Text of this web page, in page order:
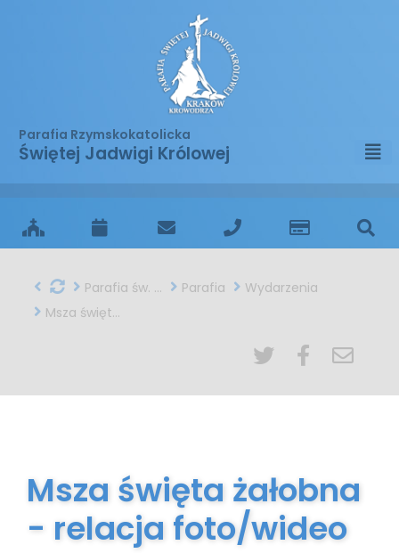
Parafia Rzymskokatolicka
Świętej Jadwigi Królowej
Parafia św. Jadwigi w Krakowie Parafia
Wydarzenia
Msza święta żałobna - relacja foto/wideo
Msza święta żałobna
- relacja foto/wideo